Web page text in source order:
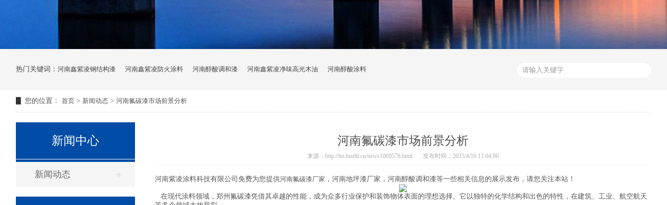
热门关键词： 河南鑫紫凌钢结构漆 河南鑫紫凌防火涂料 河南醇酸调和漆 河南鑫紫凌净味高光木油 河南醇酸涂料
您的位置： 首页 > 新闻动态 > 河南氟碳漆市场前景分析
新闻中心
新闻动态
河南氟碳漆市场前景分析
来源：http://hn.hnzltl.cn/news1069578.html 发布时间：2025/4/16 11:04:00
河南紫凌涂料科技有限公司免费为您提供河南氟碳漆厂家 ，河南地坪漆厂家，河南醇酸调和漆等一些相关信息的展示发布，请您关注本站！
在现代涂料领域，郑州氟碳漆凭借其卓越的性能，成为众多行业保护和装饰物体表面的理想选择。它以独特的化学结构和出色的特性，在建筑、工业、航空航天